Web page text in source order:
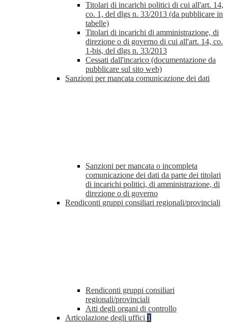
Titolari di incarichi politici di cui all'art. 14,
co. 1, del dlgs n. 33/2013 (da pubblicare in
tabelle)
Titolari di incarichi di amministrazione, di
direzione o di governo di cui all'art. 14, co.
1-bis, del dlgs n. 33/2013
Cessati dall'incarico (documentazione da
pubblicare sul sito web)
Sanzioni per mancata comunicazione dei dati
Sanzioni per mancata o incompleta
comunicazione dei dati da parte dei titolari
di incarichi politici, di amministrazione, di
direzione o di governo
Rendiconti gruppi consiliari regionali/provinciali
Rendiconti gruppi consiliari
regionali/provinciali
Atti degli organi di controllo
Articolazione degli uffici 1